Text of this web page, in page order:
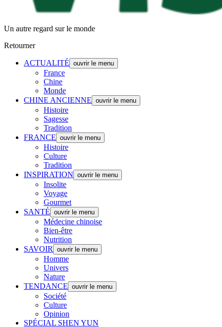
Un autre regard sur le monde
Retourner
ACTUALITÉ ouvrir le menu
France
Chine
Monde
CHINE ANCIENNE ouvrir le menu
Histoire
Sagesse
Tradition
FRANCE ouvrir le menu
Histoire
Culture
Tradition
INSPIRATION ouvrir le menu
Insolite
Voyage
Gourmet
SANTÉ ouvrir le menu
Médecine chinoise
Bien-être
Nutrition
SAVOIR
ouvrir le menu
Homme
Univers
Nature
TENDANCE ouvrir le menu
Société
Culture
Opinion
SPÉCIAL SHEN YUN